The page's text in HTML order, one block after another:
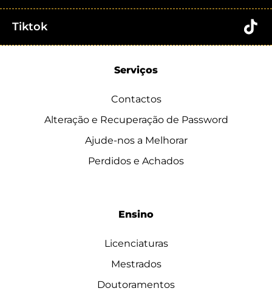
Tiktok
Serviços
Contactos
Alteração e Recuperação de Password
Ajude-nos a Melhorar
Perdidos e Achados
Ensino
Licenciaturas
Mestrados
Doutoramentos